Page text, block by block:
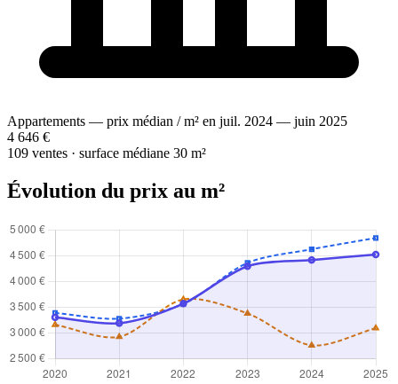
Appartements — prix médian / m² en juil. 2024 — juin 2025
4 646 €
109 ventes · surface médiane 30 m²
Évolution du prix au m²